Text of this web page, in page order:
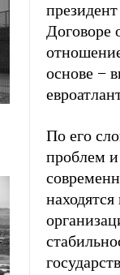
Договоре
основе −
По его
проблем и